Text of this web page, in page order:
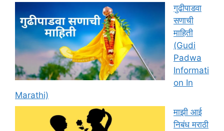
गुढीपाडवा
सणाची
माहिती
(Gudi
Padwa
Informati
on In
Marathi)
माझी आई
निबंध मराठी